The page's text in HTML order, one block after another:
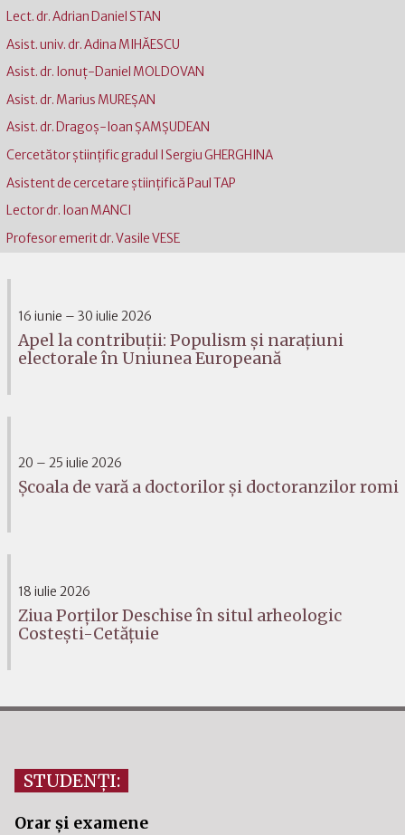
Lect. dr. Adrian Daniel STAN
Asist. univ. dr. Adina MIHĂESCU
Asist. dr. Ionuț-Daniel MOLDOVAN
Asist. dr. Marius MUREȘAN
Asist. dr. Dragoș-Ioan ȘAMȘUDEAN
Cercetător științific gradul I Sergiu GHERGHINA
Asistent de cercetare științifică Paul TAP
Lector dr. Ioan MANCI
Profesor emerit dr. Vasile VESE
16 iunie – 30 iulie 2026
Apel la contribuții: Populism și narațiuni
electorale în Uniunea Europeană
20 – 25 iulie 2026
Școala de vară a doctorilor și doctoranzilor romi
18 iulie 2026
Ziua Porților Deschise în situl arheologic
Costești-Cetățuie
STUDENȚI:
Orar și examene